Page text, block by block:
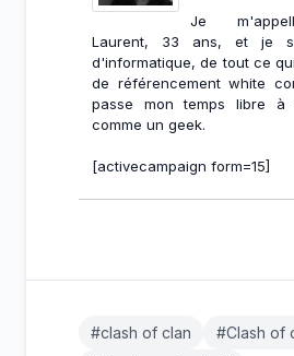
Je
Laurent, 33 ans, et je
d'informatique, de tout ce
de référencement white
passe mon temps libre
comme un geek.
[activecampaign form=15]
#clash of clan
#Clash of